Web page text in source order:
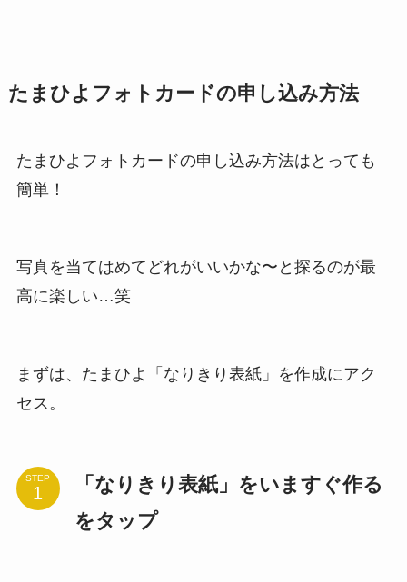
たまひよフォトカードの申し込み方法
たまひよフォトカードの申し込み方法はとっても
簡単！
写真を当てはめてどれがいいかな〜と探るのが最
高に楽しい…笑
まずは、たまひよ「なりきり表紙」を作成にアク
セス。
STEP
「なりきり表紙」をいますぐ作る
をタップ